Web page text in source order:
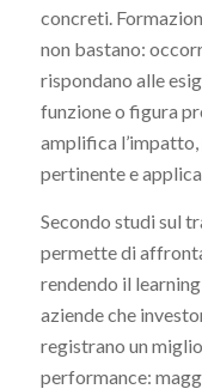
concreti.
non bastano:
rispondano alle
funzione o figura
amplifica
pertinente e
Secondo studi sul
permette di
rendendo il
aziende che
registrano un
performance: